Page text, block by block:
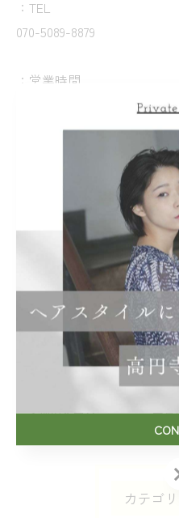
：TEL
070-5089-8879
：営業時間
土日祝10時～18時
月曜日(臨時休業あります)
＝＝＝＝＝＝＝＝＝＝＝＝
高円寺にて選べるカラーを
< 前のページ 一覧
カテゴ